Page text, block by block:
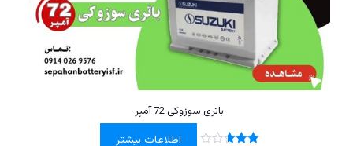
باتری سوزوکی 72 آمپر
اطلاعات بیشتر